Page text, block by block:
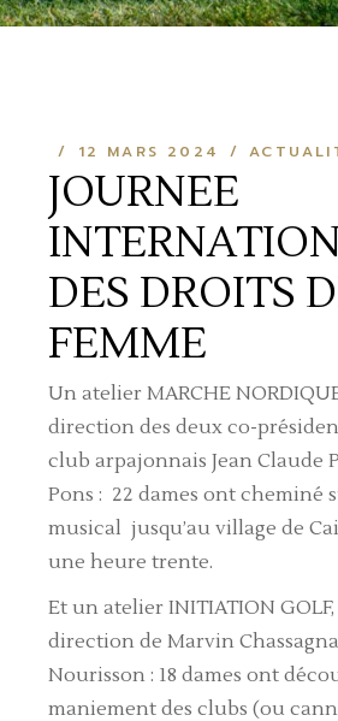
12 MARS 2024
JOURNEE
DES DROITS
FEMME
Un atelier MARCHE
direction des deux co-
club arpajonnais Jean Claude
Pons : 22 dames ont cheminé
musical jusqu’au village de
une heure trente.
Et un atelier INITIATION GOLF,
direction de Marvin
Nourisson : 18 dames ont
maniement des clubs (ou